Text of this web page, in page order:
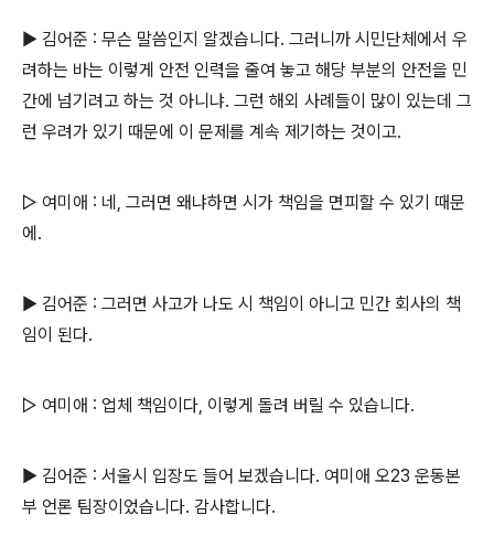
▶ 김어준 : 무슨 말씀인지 알겠습니다. 그러니까 시민단체에서 우
려하는 바는 이렇게 안전 인력을 줄여 놓고 해당 부분의 안전을 민
간에 넘기려고 하는 것 아니냐. 그런 해외 사례들이 많이 있는데 그
런 우려가 있기 때문에 이 문제를 계속 제기하는 것이고.
▷ 여미애 : 네, 그러면 왜냐하면 시가 책임을 면피할 수 있기 때문
에.
▶ 김어준 : 그러면 사고가 나도 시 책임이 아니고 민간 회사의 책
임이 된다.
▷ 여미애 : 업체 책임이다, 이렇게 돌려 버릴 수 있습니다.
▶ 김어준 : 서울시 입장도 들어 보겠습니다. 여미애 오23 운동본
부 언론 팀장이었습니다. 감사합니다.